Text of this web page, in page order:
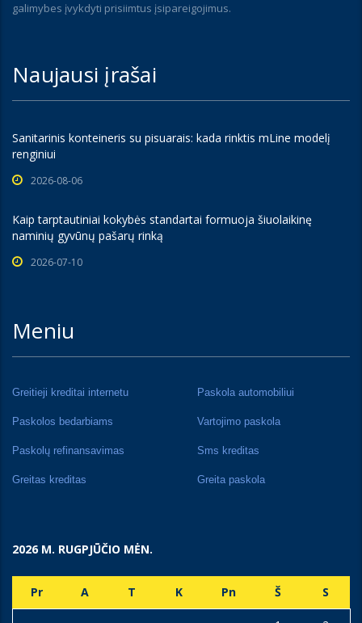
galimybes įvykdyti prisiimtus įsipareigojimus.
Naujausi įrašai
Sanitarinis konteineris su pisuarais: kada rinktis mLine modelį
renginiui
2026-08-06
Kaip tarptautiniai kokybės standartai formuoja šiuolaikinę
naminių gyvūnų pašarų rinką
2026-07-10
Meniu
Greitieji kreditai internetu Paskola automobiliui
Paskolos bedarbiams Vartojimo paskola
Paskolų refinansavimas Sms kreditas
Greitas kreditas Greita paskola
2026 M. RUGPJŪČIO MĖN.
Pr A T K Pn Š S